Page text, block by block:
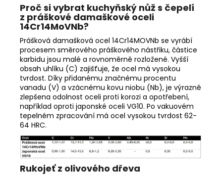
Proč si vybrat kuchyňský nůž s čepelí
z práškové damaškové oceli
14Cr14MoVNb?
Prášková damašková ocel 14Cr14MOVNb se vyrábí
procesem směrového práškového nástřiku, částice
karbidu jsou malé a rovnoměrně rozložené. Vyšší
obsah uhlíku (C) zajišťuje, že ocel má vysokou
tvrdost. Díky přidanému značnému procentu
vanadu (V) a vzácnému kovu niobu (Nb), je výrazně
zlepšena odolnost oceli proti korozi a opotřebení,
například oproti japonské oceli VG10. Po vakuovém
tepelném zpracování má ocel vysokou tvrdost 62-
64 HRC.
Rukojeť z olivového dřeva